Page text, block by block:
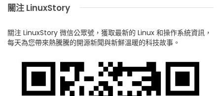
關注 LinuxStory
關注 LinuxStory 微信公眾號，獲取最新的 Linux 和操作系統資訊，
每天為您帶來熱騰騰的開源新聞與新鮮溫暖的科技故事。